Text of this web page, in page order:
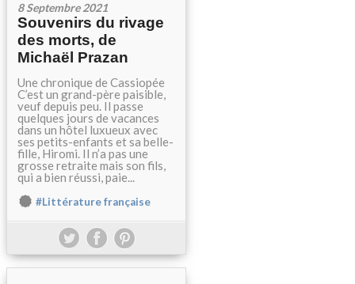
8 Septembre 2021
Souvenirs du rivage
des morts, de
Michaël Prazan
Une chronique de Cassiopée
C’est un grand-père paisible,
veuf depuis peu. Il passe
quelques jours de vacances
dans un hôtel luxueux avec
ses petits-enfants et sa belle-
fille, Hiromi. Il n’a pas une
grosse retraite mais son fils,
qui a bien réussi, paie...
#Littérature française